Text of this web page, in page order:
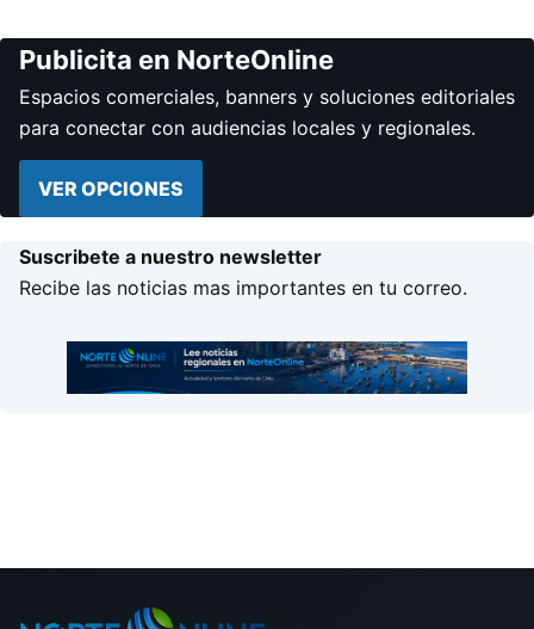
Publicita en NorteOnline
Espacios comerciales, banners y soluciones editoriales
para conectar con audiencias locales y regionales.
VER OPCIONES
Suscribete a nuestro newsletter
Recibe las noticias mas importantes en tu correo.